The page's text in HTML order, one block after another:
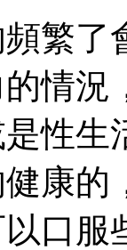
繁了
情
性
康
口